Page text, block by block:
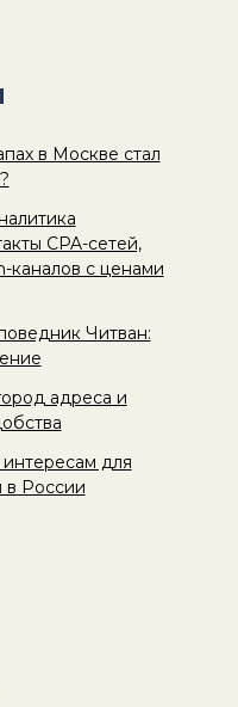
в Москве стал
CPA-сетей,
каналов с ценами
Читван:
адреса и
для
в России